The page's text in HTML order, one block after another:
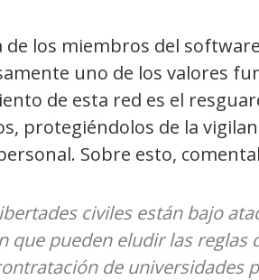
de los miembros del
uno de los valores
de esta red es el
protegiéndolos de la
Sobre esto,
civiles están bajo
que pueden eludir las reglas
de universidades